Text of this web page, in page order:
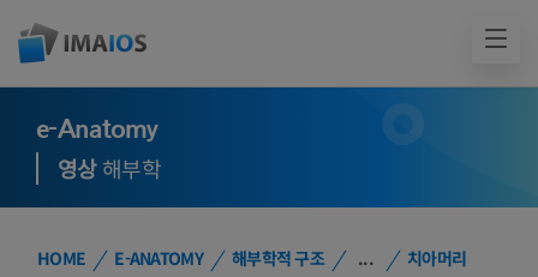
e-Anatomy
영상해부학
HOME E-ANATOMY 해부학적 구조 ...
치아머리